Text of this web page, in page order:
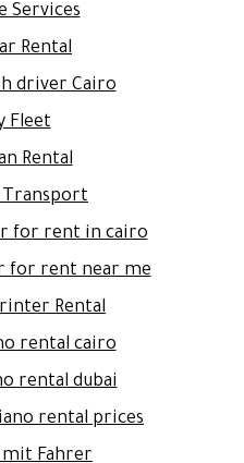
Services
Rental
driver Cairo
Fleet
Rental
Transport
for rent in cairo
for rent near me
Rental
rental cairo
rental dubai
rental prices
mit Fahrer